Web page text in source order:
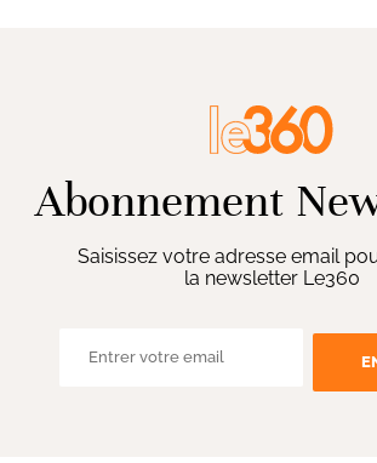
Abonnement
Saisissez votre adresse email
la newsletter Le360